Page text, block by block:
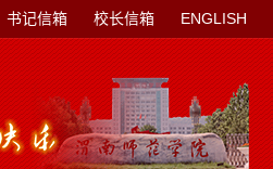
书记信箱 校长信箱 ENGLISH